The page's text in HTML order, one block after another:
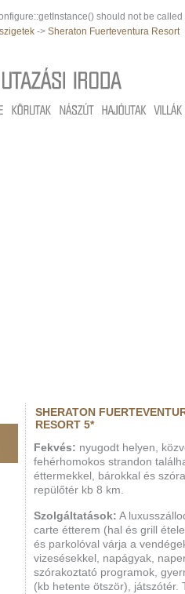
should not be
-> Sheraton Fuerteventura Resort
SHERATON
RESORT 5*
Fekvés: nyugodt helyen,
fehérhomokos strandon
éttermekkel, bárokkal és
repülőtér kb 8 km.
Szolgáltatások: A
carte étterem (hal és grill
és parkolóval várja a
vizesésekkel, napágyak,
szórakoztató programok,
(kb hetente ötször), játszótér.